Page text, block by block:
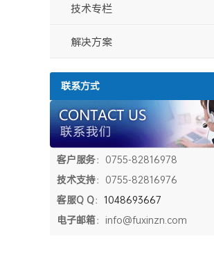
技术专栏
解决方案
联系方式
客户服务：0755-82816978
技术支持：0755-82816976
客服Q Q： 1048693667
电子邮箱：info@fuxinzn.com